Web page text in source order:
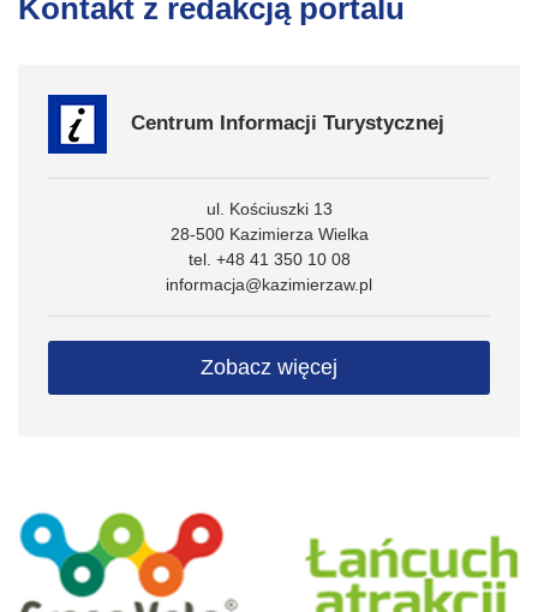
Kontakt z redakcją portalu
Centrum Informacji Turystycznej
ul. Kościuszki 13
28-500 Kazimierza Wielka
tel. +48 41 350 10 08
informacja@kazimierzaw.pl
Zobacz więcej